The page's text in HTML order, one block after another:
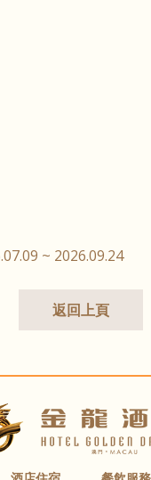
~ 2026.09.24
返回上頁